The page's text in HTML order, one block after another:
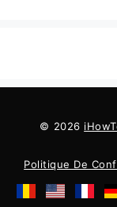
© 2026
Politique De